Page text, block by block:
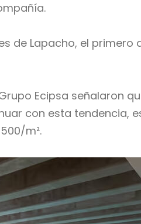
de Lapacho, el
Ecipsa señalaron
con esta
m².